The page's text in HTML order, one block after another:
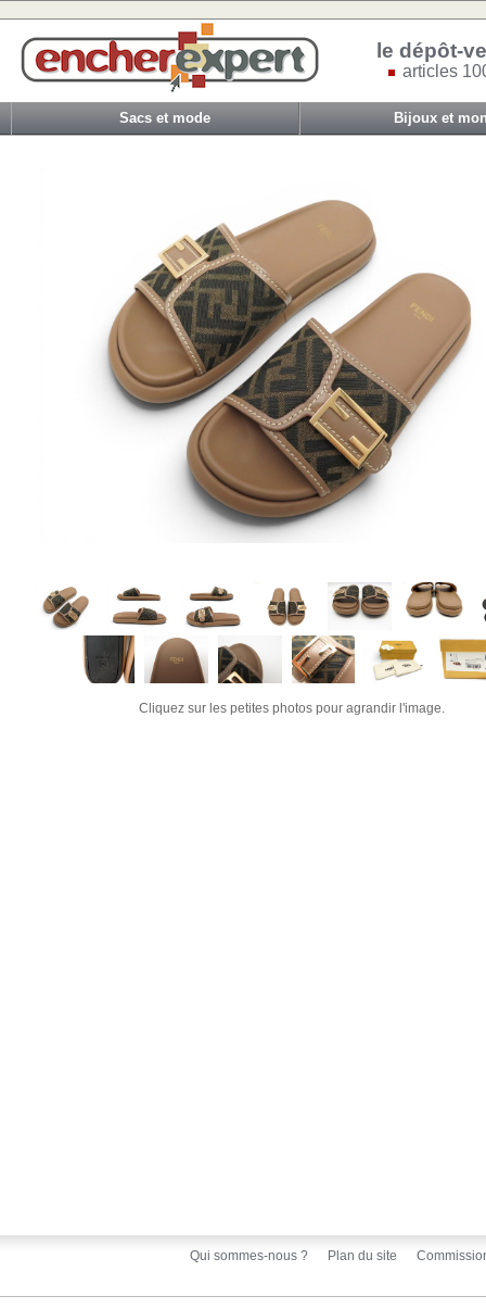
le dépôt-
articles
Sacs et mode Bijoux et
Cliquez sur les petites photos pour agrandir l'image.
Qui sommes-nous ? Plan du site